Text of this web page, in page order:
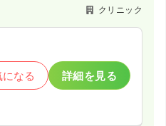
クリニック
になる 詳細を見る